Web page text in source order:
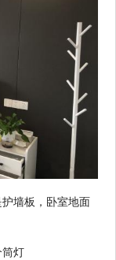
墙板，卧室地面
灯